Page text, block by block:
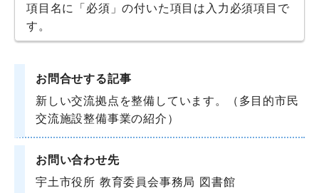
項目名に「必須」の付いた項目は入力必須項目で
す。
お問合せする記事
新しい交流拠点を整備しています。（多目的市民
交流施設整備事業の紹介）
お問い合わせ先
宇土市役所 教育委員会事務局 図書館